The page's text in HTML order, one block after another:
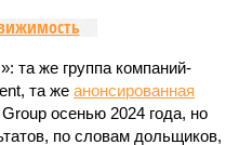
та же группа компаний-
та же анонсированная
осенью 2024 года, но
по словам дольщиков,